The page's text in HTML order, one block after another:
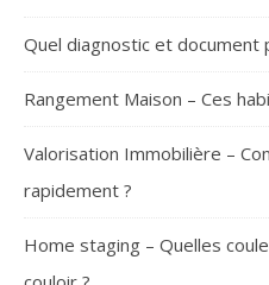
Quel diagnostic et document
Rangement Maison – Ces
Valorisation Immobilière –
rapidement ?
Home staging – Quelles